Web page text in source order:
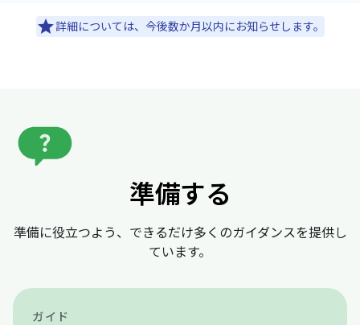
詳細については、今後数か月以内にお知らせします。
準備する
準備に役立つよう、できるだけ多くのガイダンスを提供し
ています。
ガイド